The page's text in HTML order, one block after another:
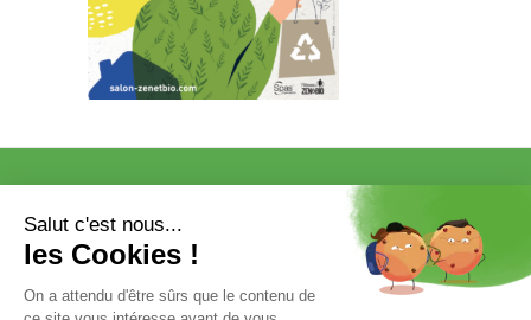
EXPOSER
COMMUNICATION/PRESSE ET
VOTRE ENTRÉE GRATUITE